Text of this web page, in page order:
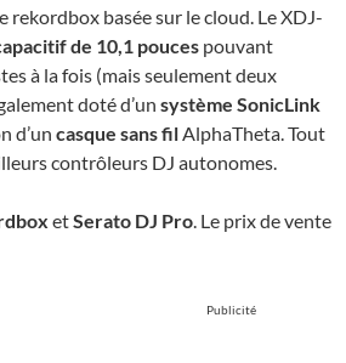
rekordbox basée sur le cloud. Le XDJ-
de 10,1 pouces pouvant
à la fois (mais seulement deux
doté d’un système SonicLink
d’un casque sans filAlphaTheta. Tout
contrôleurs DJ autonomes.
etSerato DJ Pro. Le prix de vente
Publicité